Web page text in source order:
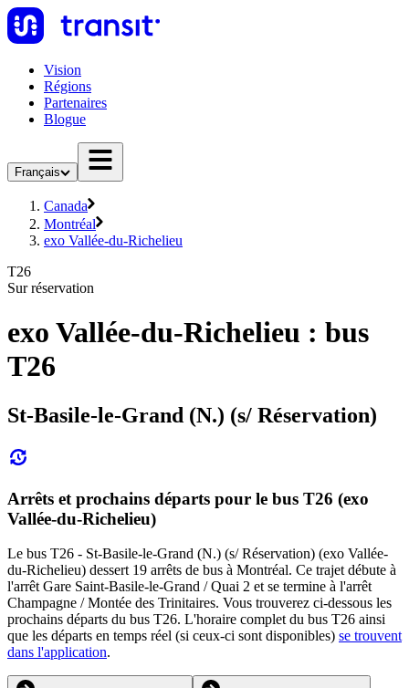
Vision
Régions
Partenaires
Blogue
Français
Canada
Montréal
exo Vallée-du-Richelieu
T26
Sur réservation
exo Vallée-du-Richelieu : bus
T26
St-Basile-le-Grand (N.) (s/ Réservation)
Arrêts et prochains départs pour le bus T26 (exo
Vallée-du-Richelieu)
Le bus T26 - St-Basile-le-Grand (N.) (s/ Réservation) (exo Vallée-
du-Richelieu) dessert 19 arrêts de bus à Montréal. Ce trajet débute à
l'arrêt Gare Saint-Basile-le-Grand / Quai 2 et se termine à l'arrêt
Champagne / Montée des Trinitaires. Vous trouverez ci-dessous les
prochains départs du bus T26. L'horaire complet du bus T26 ainsi
que les départs en temps réel (si ceux-ci sont disponibles) se trouvent
dans l'application.